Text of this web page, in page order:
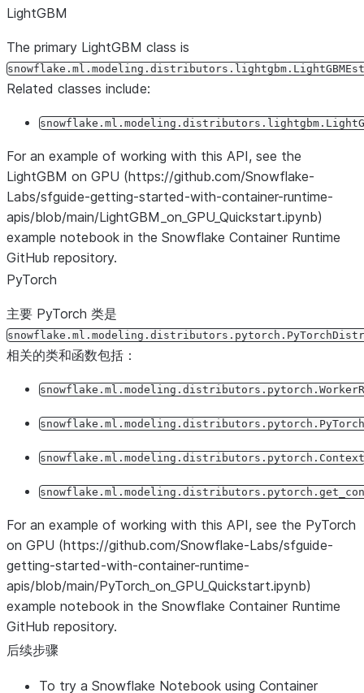
LightGBM
The primary LightGBM class is
Related classes include:
For an example of working with this API, see the
LightGBM on GPU (https://github.com/Snowflake-
Labs/sfguide-getting-started-with-container-runtime-
apis/blob/main/LightGBM_on_GPU_Quickstart.ipynb)
example notebook in the Snowflake Container Runtime
GitHub repository.
PyTorch
主要 PyTorch 类是
相关的类和函数包括：
snowflake.ml.modeling.distributors.pytorch.Context
For an example of working with this API, see the PyTorch
on GPU (https://github.com/Snowflake-Labs/sfguide-
getting-started-with-container-runtime-
apis/blob/main/PyTorch_on_GPU_Quickstart.ipynb)
example notebook in the Snowflake Container Runtime
GitHub repository.
后续步骤
To try a Snowflake Notebook using Container